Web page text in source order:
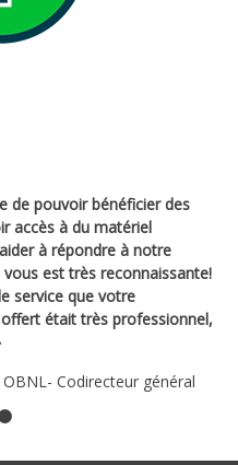
de pouvoir bénéficier des
accès à du matériel
à répondre à notre
est très reconnaissante!
service que votre
était très professionnel,
Codirecteur général